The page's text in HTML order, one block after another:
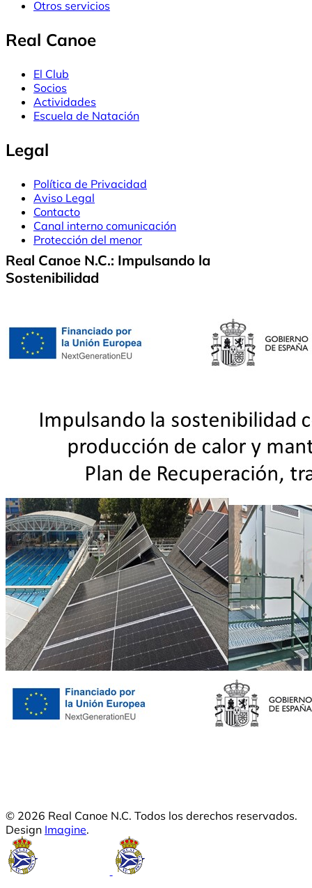
Otros servicios
Real Canoe
El Club
Socios
Actividades
Escuela de Natación
Legal
Política de Privacidad
Aviso Legal
Contacto
Canal interno comunicación
Protección del menor
Real Canoe N.C.: Impulsando la
Sostenibilidad
© 2026 Real Canoe N.C. Todos los derechos reservados.
Design Imagine.